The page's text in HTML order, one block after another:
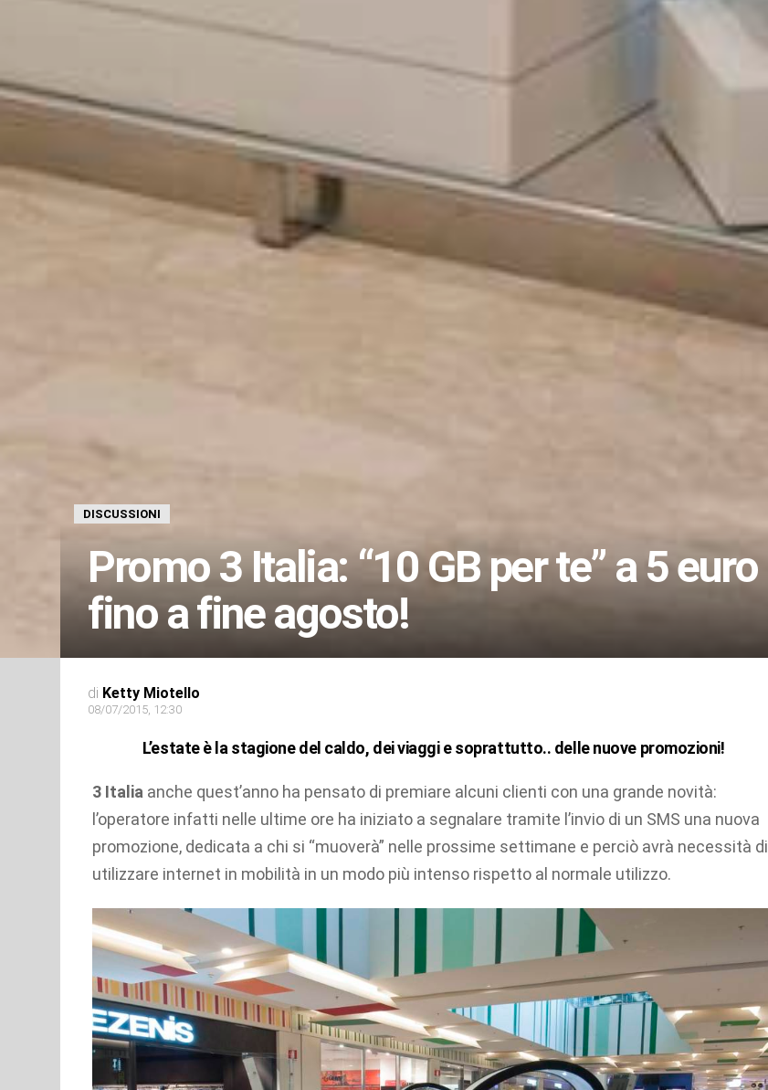
DISCUSSIONI
Promo 3 Italia: “10 GB per te” a 5 euro
fino a fine agosto!
di Ketty Miotello
08/07/2015, 12:30
L’estate è la stagione del caldo, dei viaggi e soprattutto.. dellenuove promozioni!
3 Italia anche quest’anno ha pensato di premiare alcuni clienti con una grande novità:
l’operatore infatti nelle ultime ore ha iniziato a segnalare tramite l’invio di un SMS una nuova
promozione, dedicata a chi si “muoverà” nelle prossime settimane e perciò avrà necessità di
utilizzare internet in mobilità in un modo più intenso rispetto al normale utilizzo.